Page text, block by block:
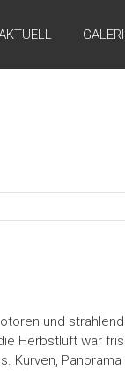
und
Herbstluft war
Kurven,